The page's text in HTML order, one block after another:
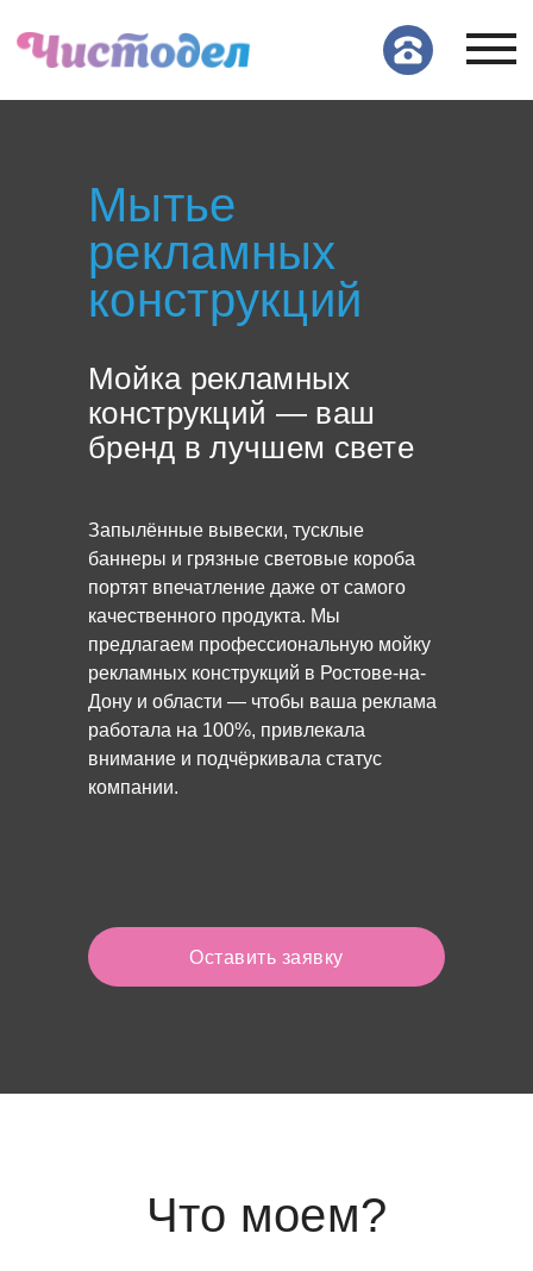
Оставить заявку
Мытье
рекламных
конструкций
Мойка рекламных
конструкций — ваш
бренд в лучшем свете
Запылённые вывески, тусклые
баннеры и грязные световые короба
портят впечатление даже от самого
качественного продукта. Мы
предлагаем профессиональную мойку
рекламных конструкций в Ростове-на-
Дону и области — чтобы ваша реклама
работала на 100%, привлекала
внимание и подчёркивала статус
компании.
Что моем?